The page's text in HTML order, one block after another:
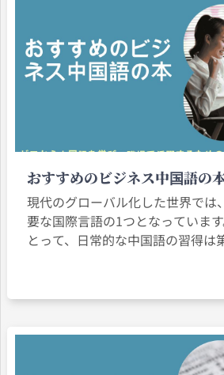
おすすめのビジネス中国語の
語を学び、職場で活躍するた
リソース
現代のグローバル化した世界では
要な国際言語の1つとなっていま
とって、日常的な中国語の習得は
ん。ビジネス中国語の本を使った
会話、会議、プレゼンテーショ
を流暢かつ自信を持って表現する